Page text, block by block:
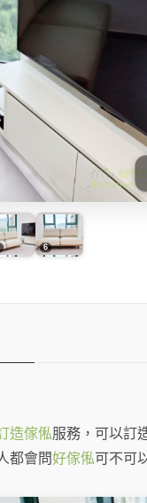
造傢俬服務，可以訂
都會問好傢俬可不可